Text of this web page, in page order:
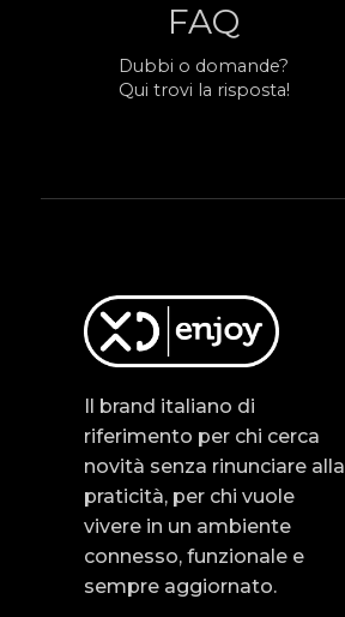
FAQ
Dubbi o domande?
Qui trovi la risposta!
Il brand italiano di
riferimento per chi cerca
novità senza rinunciare alla
praticità, per chi vuole
vivere in un ambiente
connesso, funzionale e
sempre aggiornato.